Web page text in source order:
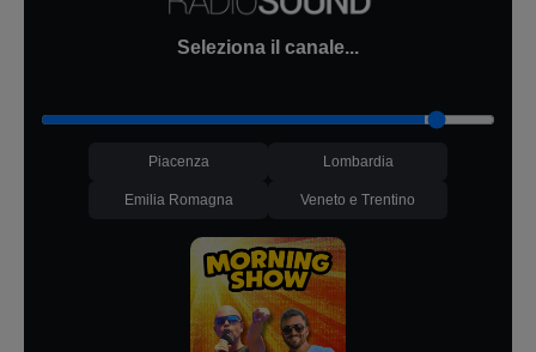
Seleziona il canale...
Piacenza Lombardia
Emilia Romagna Veneto e Trentino